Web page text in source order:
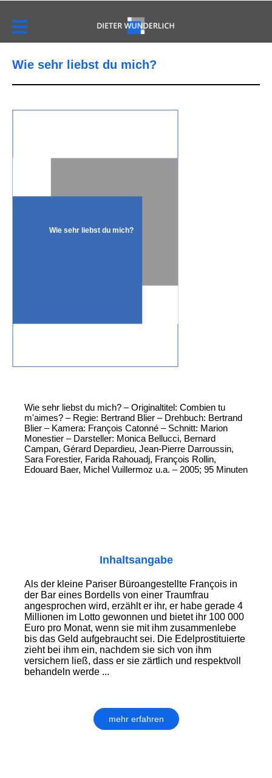
Wie sehr liebst du mich?
Wie sehr liebst du mich?
Wie sehr liebst du mich? – Originaltitel: Combien tu
m'aimes? – Regie: Bertrand Blier – Drehbuch: Bertrand
Blier – Kamera: François Catonné – Schnitt: Marion
Monestier – Darsteller: Monica Bellucci, Bernard
Campan, Gérard Depardieu, Jean-Pierre Darroussin,
Sara Forestier, Farida Rahouadj, François Rollin,
Edouard Baer, Michel Vuillermoz u.a. – 2005; 95 Minuten
Inhaltsangabe
Als der kleine Pariser Büroangestellte François in
der Bar eines Bordells von einer Traumfrau
angesprochen wird, erzählt er ihr, er habe gerade 4
Millionen im Lotto gewonnen und bietet ihr 100 000
Euro pro Monat, wenn sie mit ihm zusammenlebe
bis das Geld aufgebraucht sei. Die Edelprostituierte
zieht bei ihm ein, nachdem sie sich von ihm
versichern ließ, dass er sie zärtlich und respektvoll
behandeln werde ...
mehr erfahren